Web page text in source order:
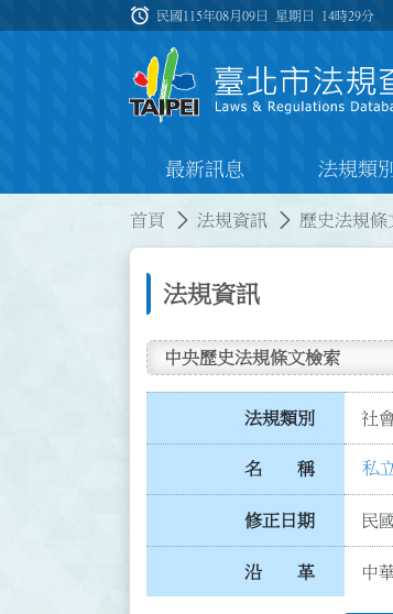
:::
alarm 民國115年08月09日 星期日 14時29分
最新訊息 法規類別
首頁 法規資訊 歷史法規條
法規資訊
中央歷史法規條文檢索
法規類別 社
名 稱 私
修正日期 民
沿 革 中